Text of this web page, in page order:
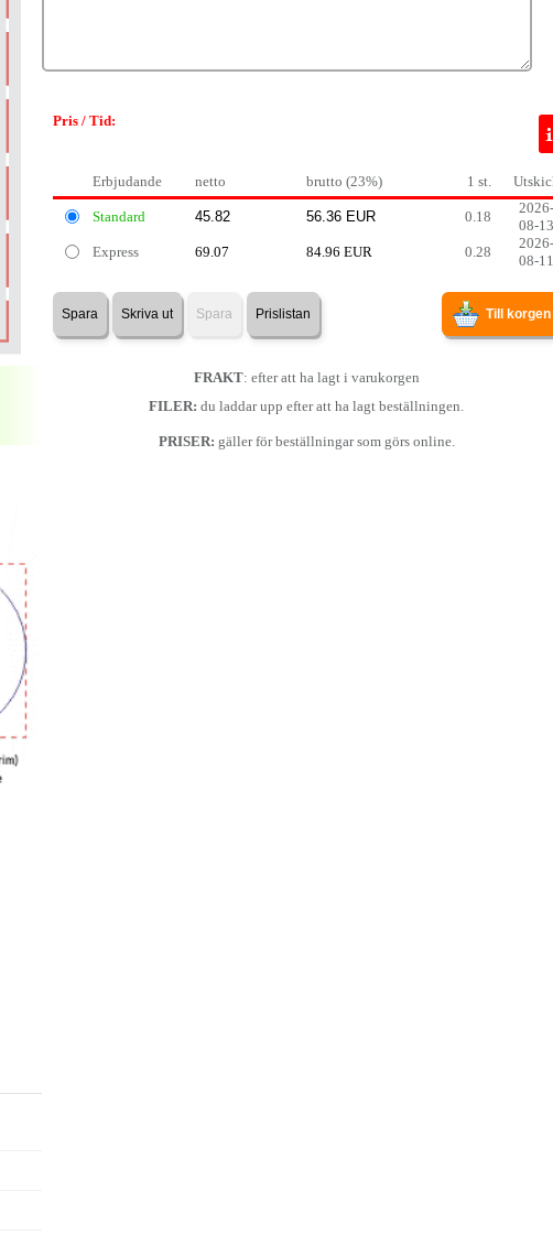
Pris / Tid:
Erbjudande netto brutto (23%) 1 st.
Standard 0.18
2026-
08-13
Express
69.07 84.96 EUR 0.28
2026-
08-11
Spara Skriva ut Spara Prislistan Till korgen
FRAKT: efter att ha lagt i varukorgen
FILER: du laddar upp efter att ha lagt beställningen.
PRISER: gäller för beställningar som görs online.